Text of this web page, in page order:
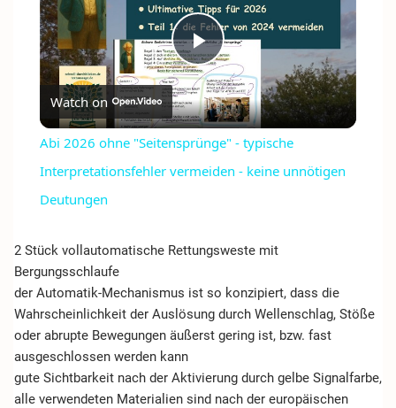
PLAY
VIDEO
Watch on
Abi 2026 ohne "Seitensprünge" - typische
Interpretationsfehler vermeiden - keine unnötigen
Deutungen
2 Stück vollautomatische Rettungsweste mit
Bergungsschlaufe
der Automatik-Mechanismus ist so konzipiert, dass die
Wahrscheinlichkeit der Auslösung durch Wellenschlag, Stöße
oder abrupte Bewegungen äußerst gering ist, bzw. fast
ausgeschlossen werden kann
gute Sichtbarkeit nach der Aktivierung durch gelbe Signalfarbe,
alle verwendeten Materialien sind nach der europäischen